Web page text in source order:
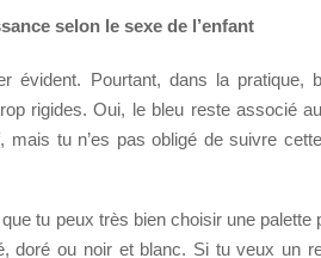
selon le sexe de l’enfant
évident. Pourtant, dans la pratique,
rigides. Oui, le bleu reste associé
mais tu n’es pas obligé de suivre
tu peux très bien choisir une palette
doré ou noir et blanc. Si tu veux un